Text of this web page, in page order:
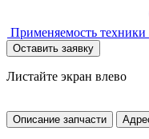
Применяемость техники
Оставить заявку
Листайте экран влево
Описание запчасти